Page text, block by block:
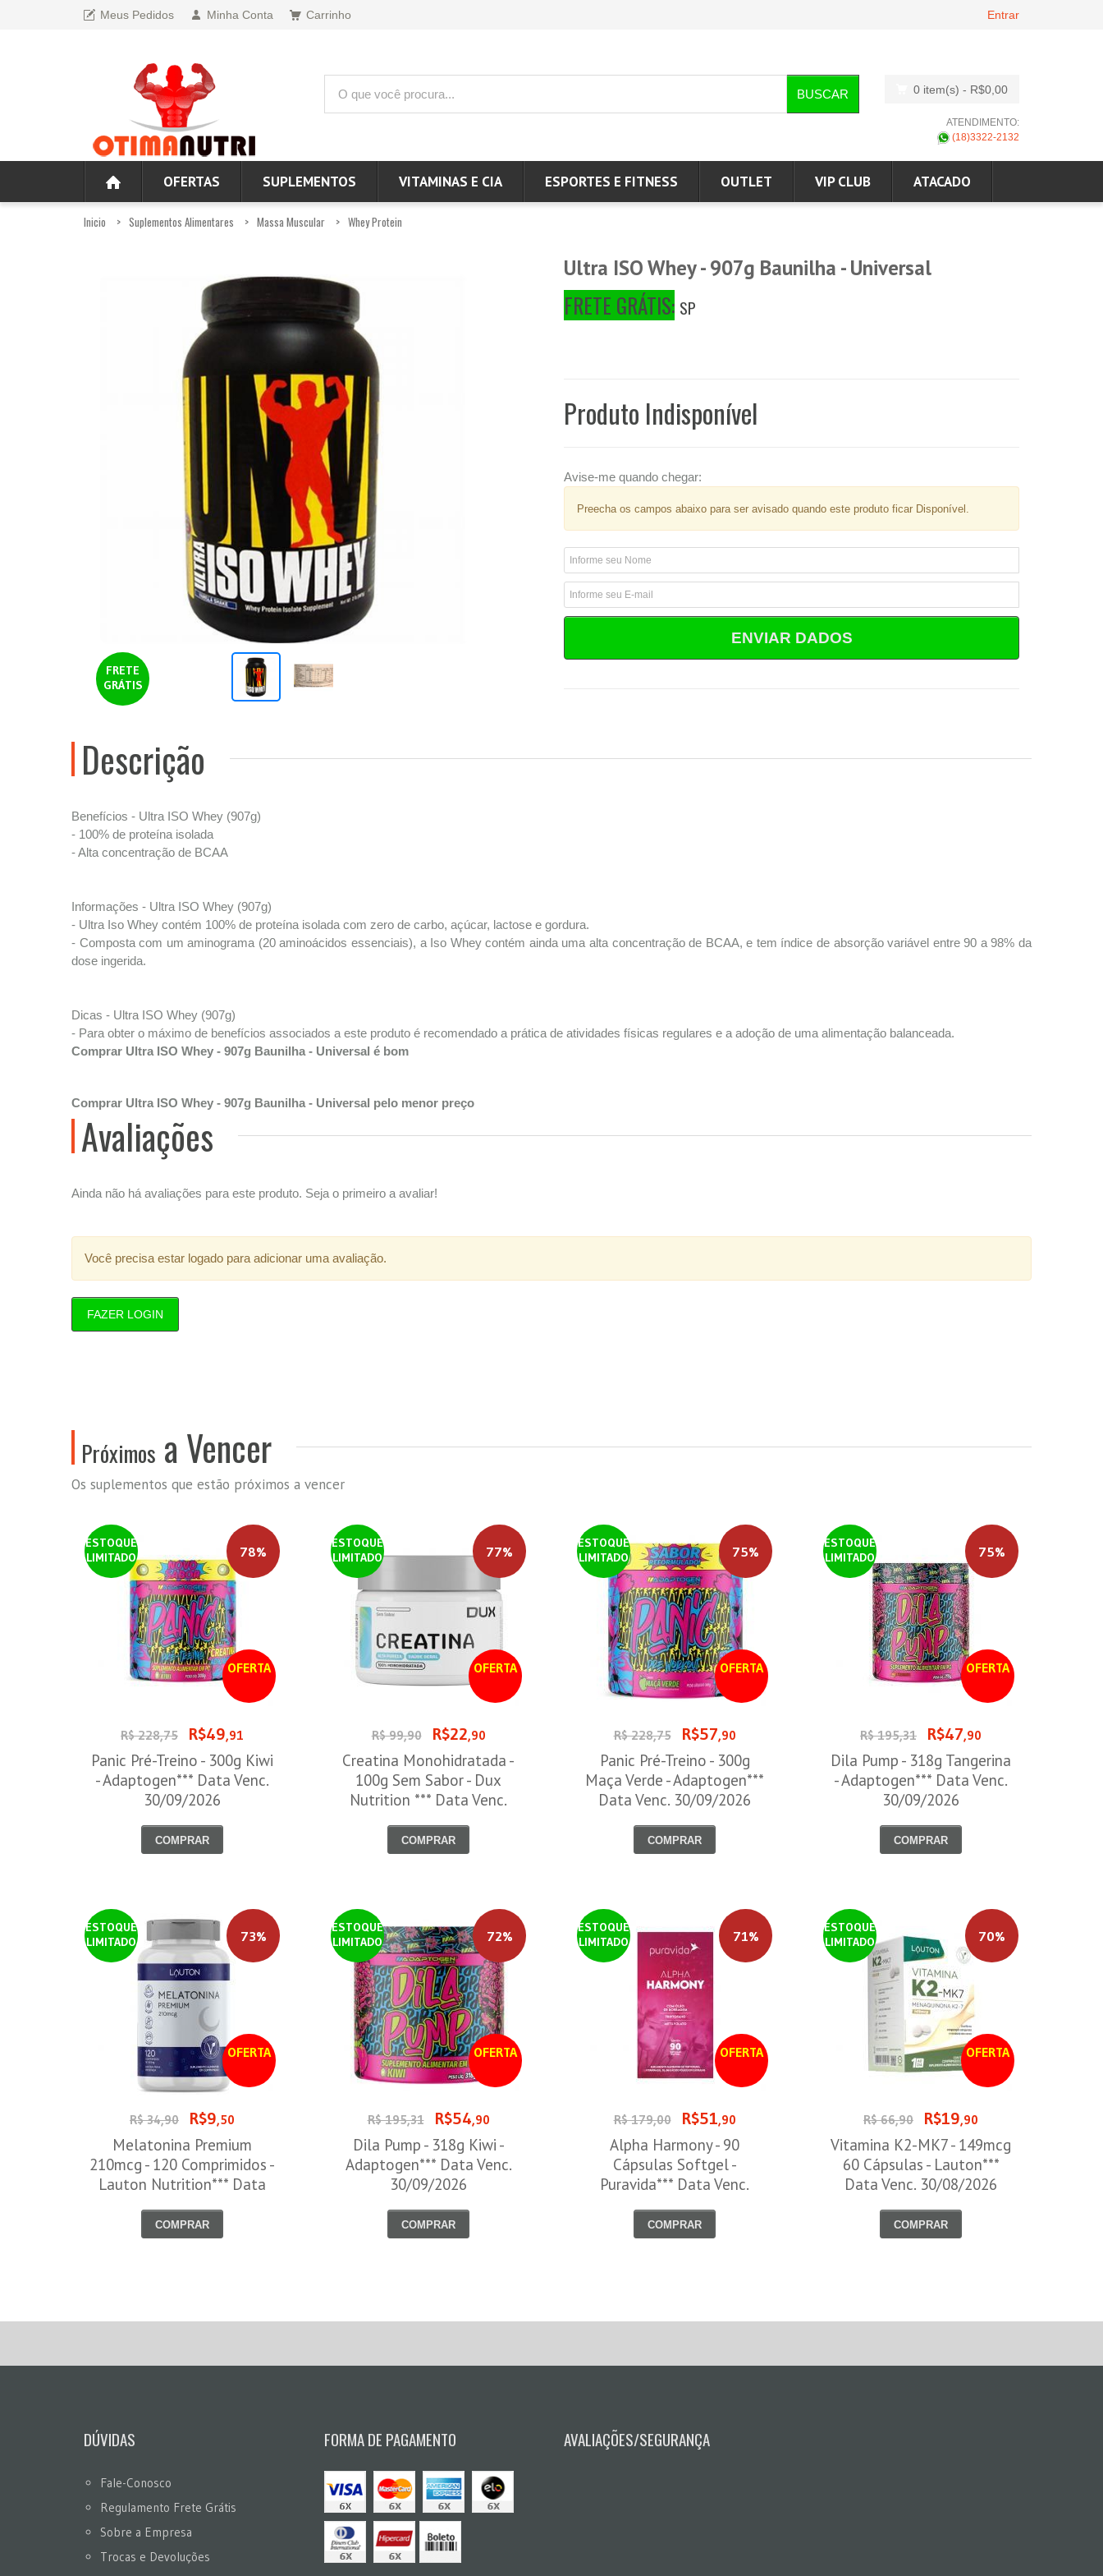
Meus Pedidos Minha Conta Carrinho Entrar
BUSCAR 0 item(s) - R$0,00
ATENDIMENTO:
(18)3322-2132
OFERTAS SUPLEMENTOS VITAMINAS E CIA ESPORTES E FITNESS OUTLET VIP CLUB ATACADO
Inicio Suplementos Alimentares Massa Muscular Whey Protein
FRETE
GRÁTIS
Ultra ISO Whey - 907g Baunilha - Universal
FRETE GRÁTIS: SP
Produto Indisponível
Avise-me quando chegar:
Preecha os campos abaixo para ser avisado quando este produto ficar Disponível.
ENVIAR DADOS
Descrição
Benefícios - Ultra ISO Whey (907g)
- 100% de proteína isolada
- Alta concentração de BCAA
Informações - Ultra ISO Whey (907g)
- Ultra Iso Whey contém 100% de proteína isolada com zero de carbo, açúcar, lactose e gordura.
- Composta com um aminograma (20 aminoácidos essenciais), a Iso Whey contém ainda uma alta concentração de BCAA, e tem índice de absorção variável entre 90 a 98% da
dose ingerida.
Dicas - Ultra ISO Whey (907g)
- Para obter o máximo de benefícios associados a este produto é recomendado a prática de atividades físicas regulares e a adoção de uma alimentação balanceada.
Comprar Ultra ISO Whey - 907g Baunilha - Universal é bom
Comprar Ultra ISO Whey - 907g Baunilha - Universal pelo menor preço
Avaliações
Ainda não há avaliações para este produto. Seja o primeiro a avaliar!
Você precisa estar logado para adicionar uma avaliação.
FAZER LOGIN
Próximos a Vencer
Os suplementos que estão próximos a vencer
ESTOQUE
LIMITADO
OFERTA
78%
R$ 228,75 R$49,91
Panic Pré-Treino - 300g Kiwi
- Adaptogen*** Data Venc.
30/09/2026
COMPRAR
ESTOQUE
LIMITADO
OFERTA
77%
R$ 99,90 R$22,90
Creatina Monohidratada -
100g Sem Sabor - Dux
Nutrition *** Data Venc.
COMPRAR
ESTOQUE
LIMITADO
OFERTA
75%
R$ 228,75 R$57,90
Panic Pré-Treino - 300g
Maça Verde - Adaptogen***
Data Venc. 30/09/2026
COMPRAR
ESTOQUE
LIMITADO
OFERTA
75%
R$ 195,31 R$47,90
Dila Pump - 318g Tangerina
- Adaptogen*** Data Venc.
30/09/2026
COMPRAR
ESTOQUE
LIMITADO
OFERTA
73%
R$ 34,90 R$9,50
Melatonina Premium
210mcg - 120 Comprimidos -
Lauton Nutrition*** Data
COMPRAR
ESTOQUE
LIMITADO
OFERTA
72%
R$ 195,31 R$54,90
Dila Pump - 318g Kiwi -
Adaptogen*** Data Venc.
30/09/2026
COMPRAR
ESTOQUE
LIMITADO
OFERTA
71%
R$ 179,00 R$51,90
Alpha Harmony - 90
Cápsulas Softgel -
Puravida*** Data Venc.
COMPRAR
ESTOQUE
LIMITADO
OFERTA
70%
R$ 66,90 R$19,90
Vitamina K2-MK7 - 149mcg
60 Cápsulas - Lauton***
Data Venc. 30/08/2026
COMPRAR
DÚVIDAS
Fale-Conosco
Regulamento Frete Grátis
Sobre a Empresa
Trocas e Devoluções
FORMA DE PAGAMENTO AVALIAÇÕES/SEGURANÇA